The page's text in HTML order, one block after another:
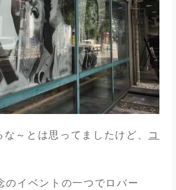
～とは思ってましたけど、 コ
のイベントの一つでロバー